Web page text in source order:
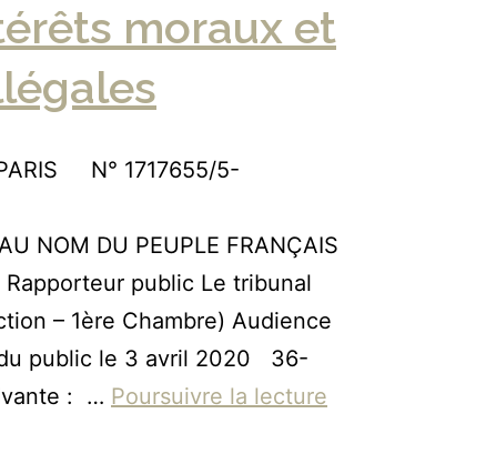
moraux et
PARIS N° 1717655/5-
NOM DU PEUPLE FRANÇAIS
public Le tribunal
– 1ère Chambre) Audience
public le 3 avril 2020 36-
: … Poursuivre la lecture